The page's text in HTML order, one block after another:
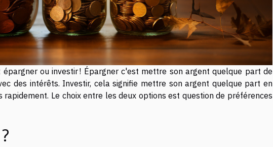
ou investir ! Épargner c'est mettre son argent quelque part de
des intérêts. Investir, cela signifie mettre son argent quelque part en
Le choix entre les deux options est question de préférences